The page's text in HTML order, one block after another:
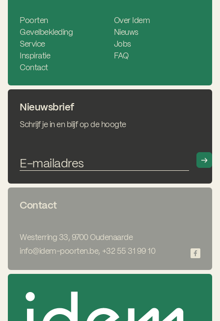
Poorten
Gevelbekleding
Service
Inspiratie
Contact
Over Idem
Nieuws
Jobs
FAQ
Nieuwsbrief
Schrijf je in en blijf op de hoogte
Contact
Westerring 33, 9700 Oudenaarde
info@idem-poorten.be, +32 55 31 99 10